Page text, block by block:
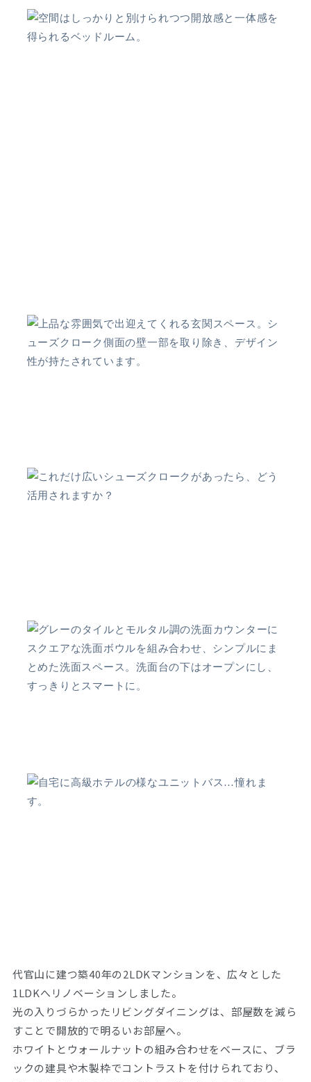
代官山に建つ築40年の2LDKマンションを、広々とした
1LDKへリノベーションしました。
光の入りづらかったリビングダイニングは、部屋数を減ら
すことで開放的で明るいお部屋へ。
ホワイトとウォールナットの組み合わせをベースに、ブラ
ックの建具や木製枠でコントラストを付けられており、